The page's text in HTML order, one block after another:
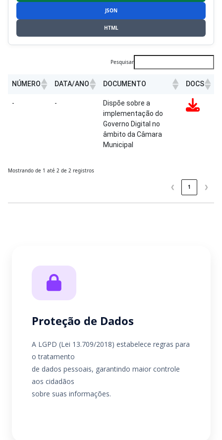
JSON
HTML
Pesquisar
NÚMERO DATA/ANO DOCUMENTO
DOCS
DOCUMENTO DOCS
- -
Dispõe sobre a
implementação do
Governo Digital no
âmbito da Câmara
Municipal
Mostrando de 1 até 2 de 2 registros
❮ 1 ❯
Proteção de Dados
A LGPD (Lei 13.709/2018) estabelece regras para
o tratamento
de dados pessoais, garantindo maior controle
aos cidadãos
sobre suas informações.